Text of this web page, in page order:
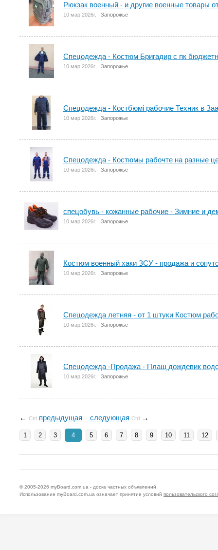
Рюкзак военный - и другие военные товары
10 мар 2026г. Запорожье
Спецодежда - Костюм Бригадир с пк
10 мар 2026г. Запорожье
Спецодежда - Костбюмі рабочие Техник в
10 мар 2026г. Запорожье
Спецодежда - Костюмы рабочте на разные
10 мар 2026г. Запорожье
спецобувь - кожанные рабочие - Зимние и
10 мар 2026г. Запорожье
Костюм военный хаки ЗСУ - продажа и
10 мар 2026г. Запорожье
Спецодежда летняя - от 1 штуки Костюм
10 мар 2026г. Запорожье
Спецодежда -Продажа - Плащ дождевик
10 мар 2026г. Запорожье
← Ctrl предыдущая следующая Ctrl →
1 2 3 4 5 6 7 8 9 10 11 12
© 2005-2026 myBoard.com.ua - доска частных объявлений
Использование myBoard.com.ua означает принятие условий пользовательского